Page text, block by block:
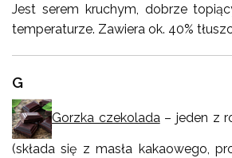
Jest serem kruchym, dobrze
temperaturze. Zawiera ok. 40%
G
Gorzka czekolada– jeden z
(składa się z masła kakaowego,